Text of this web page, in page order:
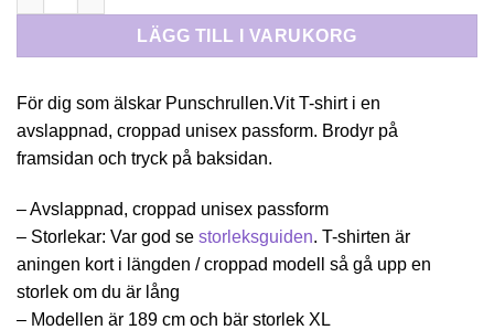
LÄGG TILL I VARUKORG
För dig som älskar Punschrullen.Vit T-shirt i en
avslappnad, croppad unisex passform. Brodyr på
framsidan och tryck på baksidan.
– Avslappnad, croppad unisex passform
– Storlekar: Var god se storleksguiden. T-shirten är
aningen kort i längden / croppad modell så gå upp en
storlek om du är lång
– Modellen är 189 cm och bär storlek XL